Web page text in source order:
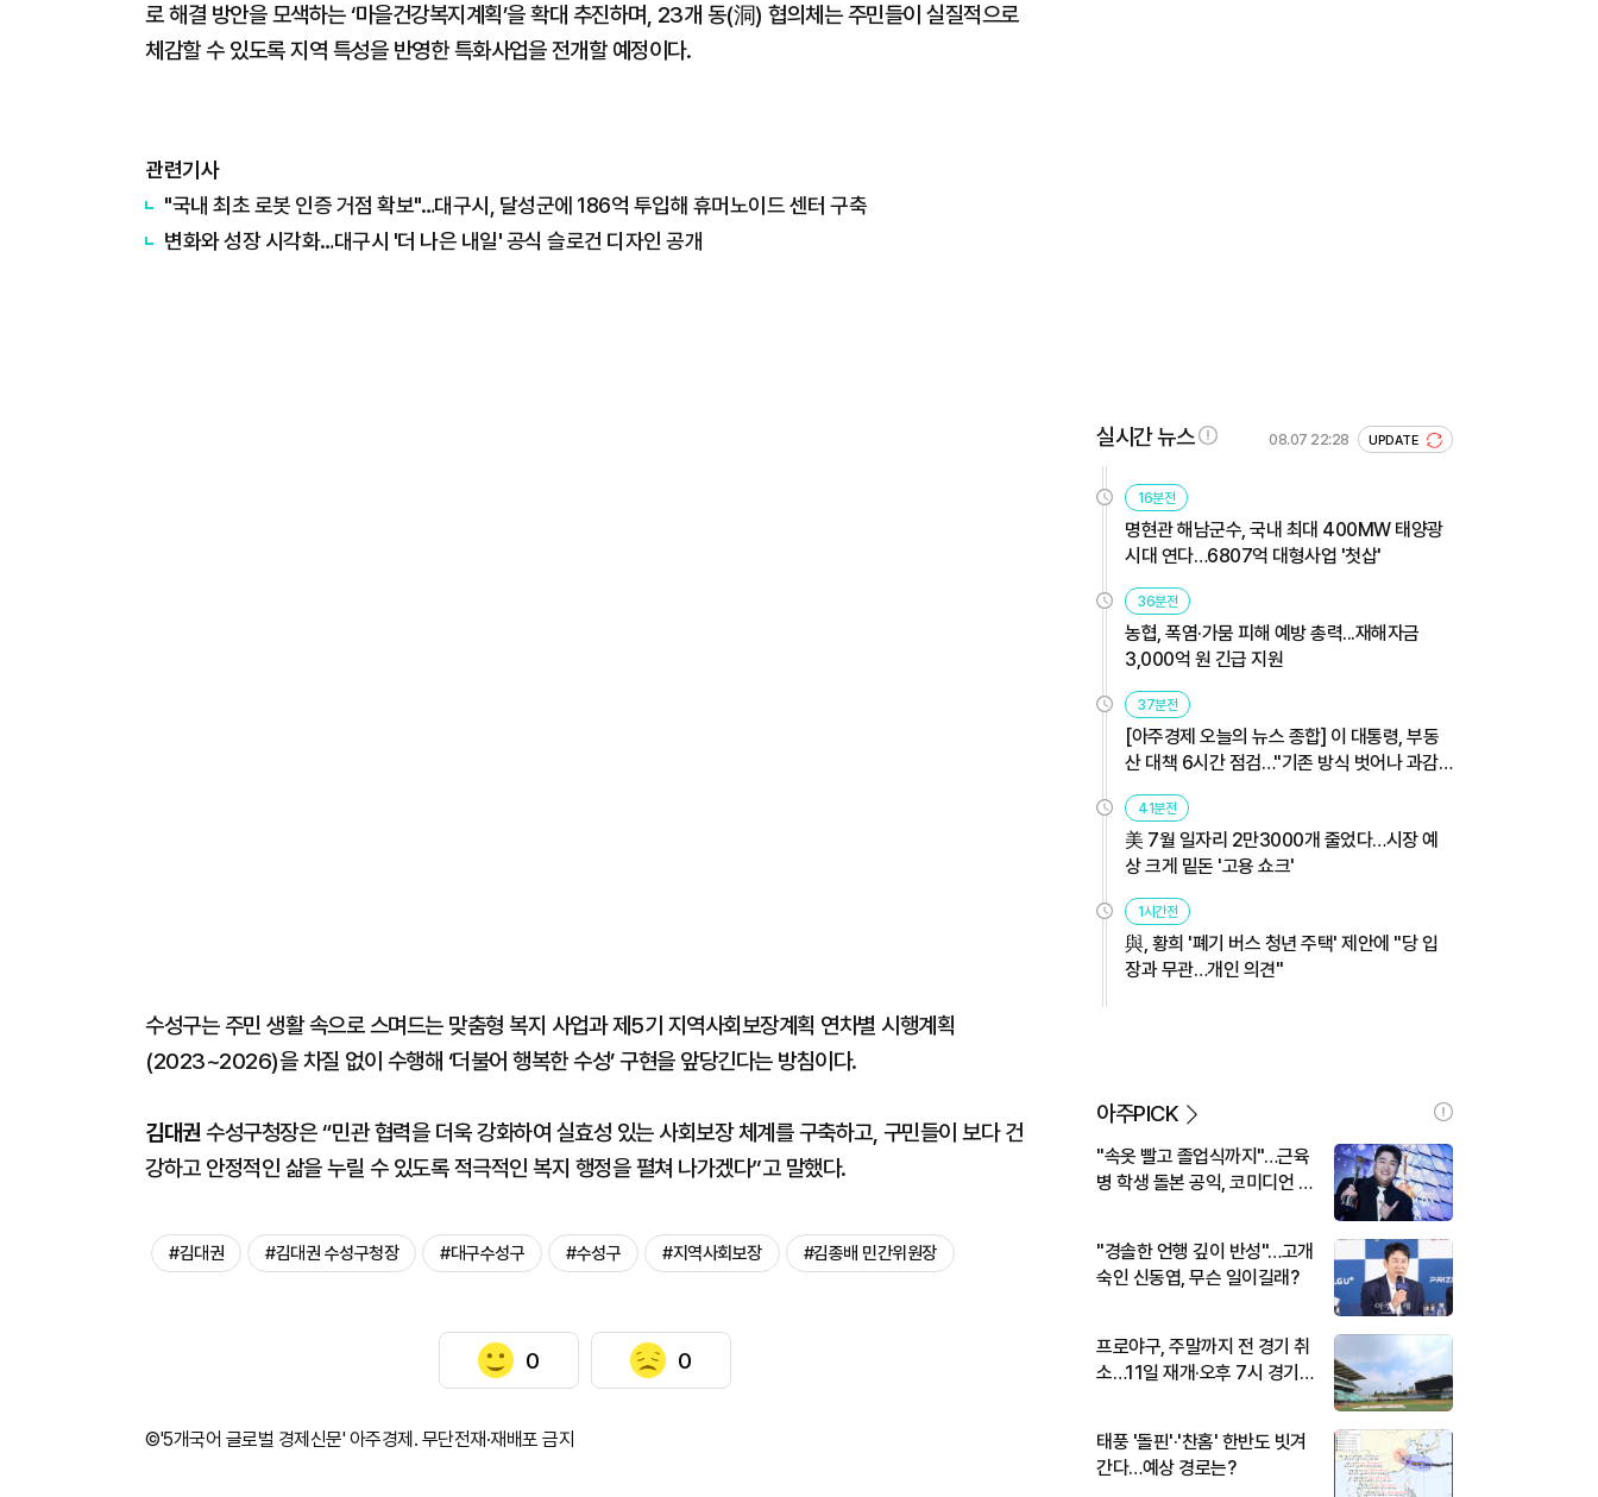
로 해결 방안을 모색하는 ‘마을건강복지계획’을 확대 추진하며, 23개 동(洞) 협의체는 주민들이 실질적으로
체감할 수 있도록 지역 특성을 반영한 특화사업을 전개할 예정이다.
관련기사
"국내 최초 로봇 인증 거점 확보"…대구시, 달성군에 186억 투입해 휴머노이드 센터 구축
변화와 성장 시각화…대구시 '더 나은 내일' 공식 슬로건 디자인 공개
수성구는 주민 생활 속으로 스며드는 맞춤형 복지 사업과 제5기 지역사회보장계획 연차별 시행계획
(2023~2026)을 차질 없이 수행해 ‘더불어 행복한 수성’ 구현을 앞당긴다는 방침이다.
김대권수성구청장은 “민관 협력을 더욱 강화하여 실효성 있는 사회보장 체계를 구축하고, 구민들이 보다 건
강하고 안정적인 삶을 누릴 수 있도록 적극적인 복지 행정을 펼쳐 나가겠다”고 말했다.
#김대권 #김대권 수성구청장 #대구수성구 #수성구 #지역사회보장 #김종배 민간위원장
0 0
©'5개국어 글로벌 경제신문' 아주경제. 무단전재·재배포 금지
실시간 뉴스 08.07 22:28 UPDATE
16분전
명현관 해남군수, 국내 최대 400MW 태양광
시대 연다…6807억 대형사업 '첫삽'
36분전
농협, 폭염·가뭄 피해 예방 총력...재해자금
3,000억 원 긴급 지원
37분전
[아주경제 오늘의 뉴스 종합] 이 대통령, 부동
산 대책 6시간 점검…"기존 방식 벗어나 과감
히 실행" 外
41분전
美 7월 일자리 2만3000개 줄었다…시장 예
상 크게 밑돈 '고용 쇼크'
1시간전
與, 황희 '폐기 버스 청년 주택' 제안에 "당 입
장과 무관…개인 의견"
아주PICK
"속옷 빨고 졸업식까지"…근육
병 학생 돌본 공익, 코미디언 김
"경솔한 언행 깊이 반성"…고개
숙인 신동엽, 무슨 일이길래?
프로야구, 주말까지 전 경기 취
소…11일 재개·오후 7시 경기
태풍 '돌핀'·'찬홈' 한반도 빗겨
간다…예상 경로는?